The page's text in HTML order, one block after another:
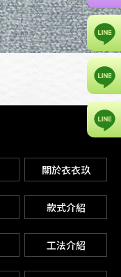
關於衣衣玖
款式介紹
工法介紹